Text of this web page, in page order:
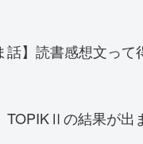
話】読書感想文って
TOPIKⅡの結果が出